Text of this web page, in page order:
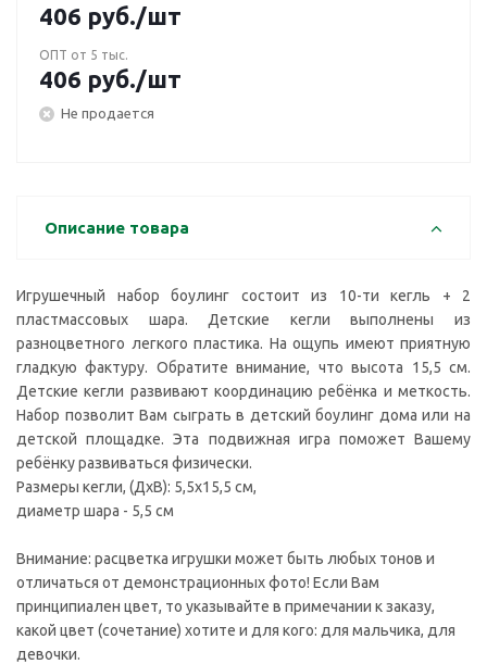
406 руб./шт
ОПТ от 5 тыс.
406 руб./шт
Не продается
Описание товара
Игрушечный набор боулинг состоит из 10-ти кегль + 2
пластмассовых шара. Детские кегли выполнены из
разноцветного легкого пластика. На ощупь имеют приятную
гладкую фактуру. Обратите внимание, что высота 15,5 см.
Детские кегли развивают координацию ребёнка и меткость.
Набор позволит Вам сыграть в детский боулинг дома или на
детской площадке. Эта подвижная игра поможет Вашему
ребёнку развиваться физически.
Размеры кегли, (ДxВ): 5,5x15,5 см,
диаметр шара - 5,5 см
Внимание: расцветка игрушки может быть любых тонов и
отличаться от демонстрационных фото! Если Вам
принципиален цвет, то указывайте в примечании к заказу,
какой цвет (сочетание) хотите и для кого: для мальчика, для
девочки.